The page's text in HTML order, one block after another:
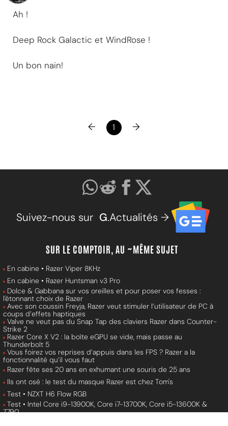
Ah !
Deep Rock Galactic et WindRose !
Un bon nain!
← 1 →
Suivez-nous sur G.Actualités →
SUR LE COMPTOIR, AU ~MÊME SUJET
En cabine • Razer Viper 8KHz
En cabine • Razer Huntsman v3 Pro
Dolce & Gabbana sur vos oreilles et pour poser vos fesses :
l'étonnant choix de Razer
Avec son coussin Freyja, Razer veut stimuler l’utilisateur de PC à
coups d’effets haptiques
Valve ne veut pas du Snap Tap des claviers Razer dans Counter-
Strike 2
Razer Core X V2 : la boîte eGPU se vide, mais passe au
Thunderbolt 5
Vous foirez vos reprises d’appuis dans les FPS ? Razer a la
fonctionnalité qu’il vous faut
Razer fête ses 20 ans en exhumant une souris de 25 ans
Ils ont osé : le test du masque Razer est chez Tom's
Test • NZXT H6 Flow RGB
Test • Intel Core i9-13900K, Core i7-13700K, Core i5-13600K &
Z790